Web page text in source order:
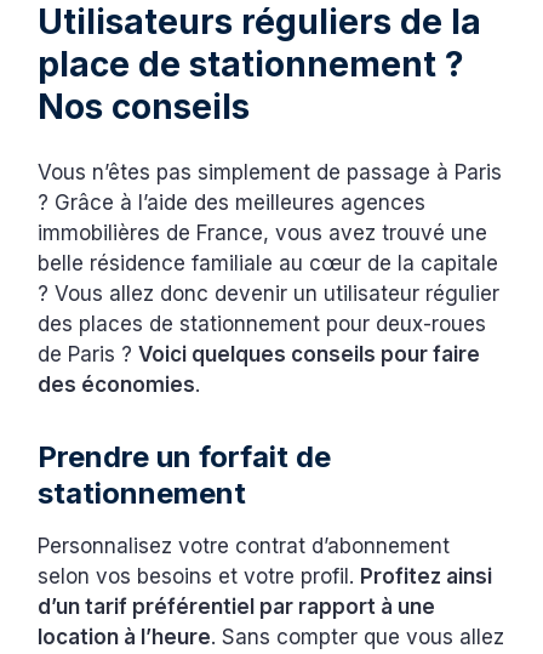
Utilisateurs réguliers de la
place de stationnement ?
Nos conseils
Vous n’êtes pas simplement de passage à Paris
? Grâce à l’aide des meilleures agences
immobilières de France, vous avez trouvé une
belle résidence familiale au cœur de la capitale
? Vous allez donc devenir un utilisateur régulier
des places de stationnement pour deux-roues
de Paris ?Voici quelques conseils pour faire
des économies.
Prendre un forfait de
stationnement
Personnalisez votre contrat d’abonnement
selon vos besoins et votre profil. Profitez ainsi
d’un tarif préférentiel par rapport à une
location à l’heure. Sans compter que vous allez